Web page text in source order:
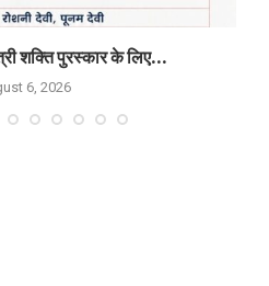
शक्ति पुरस्कार के लिए...
6, 2026